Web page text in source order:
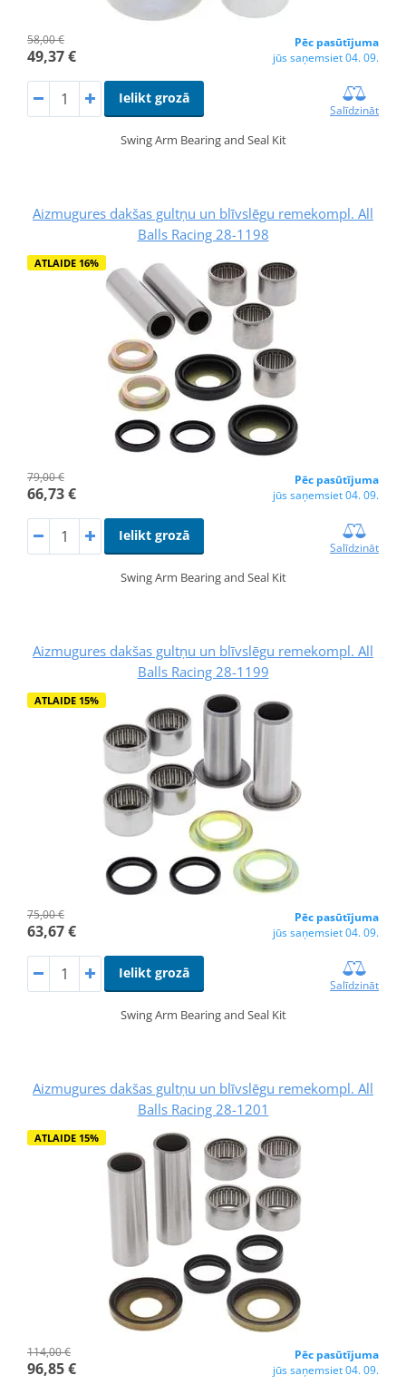
58,00 €
49,37 €
Pēc pasūtījuma
jūs saņemsiet 04. 09.
Ielikt grozā
Salīdzināt
Swing Arm Bearing and Seal Kit
Aizmugures dakšas gultņu un blīvslēgu remekompl. All
Balls Racing 28-1198
ATLAIDE 16%
79,00 €
66,73 €
Pēc pasūtījuma
jūs saņemsiet 04. 09.
Ielikt grozā
Salīdzināt
Swing Arm Bearing and Seal Kit
Aizmugures dakšas gultņu un blīvslēgu remekompl. All
Balls Racing 28-1199
ATLAIDE 15%
75,00 €
63,67 €
Pēc pasūtījuma
jūs saņemsiet 04. 09.
Ielikt grozā
Salīdzināt
Swing Arm Bearing and Seal Kit
Aizmugures dakšas gultņu un blīvslēgu remekompl. All
Balls Racing 28-1201
ATLAIDE 15%
114,00 €
96,85 €
Pēc pasūtījuma
jūs saņemsiet 04. 09.